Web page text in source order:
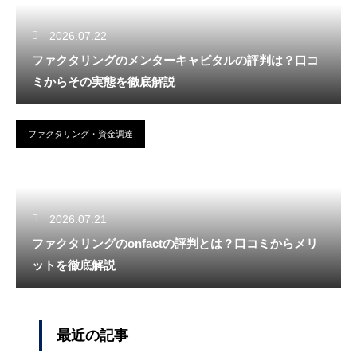
2026.07.22
ファクタリングのメンターキャピタルの評判は？口コ
ミからその実態を徹底解説
ファクタリング・資金調達
2026.07.21
ファクタリングのonfactの評判とは？口コミからメリ
ットを徹底解説
最近の記事